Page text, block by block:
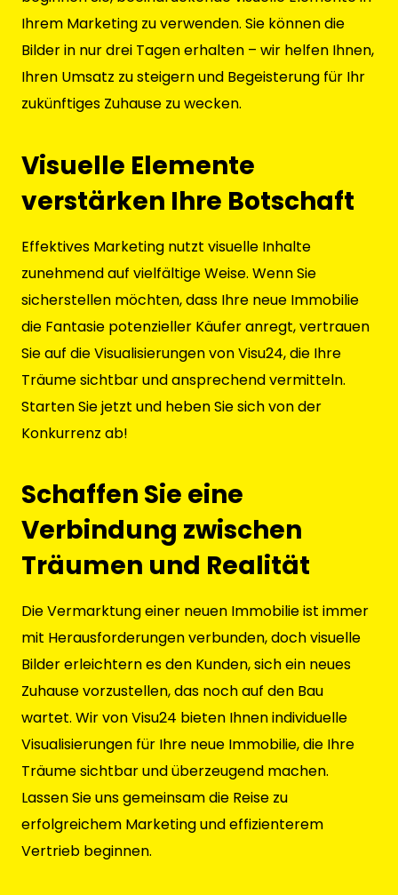
Ihrem Marketing zu verwenden. Sie können die
Bilder in nur drei Tagen erhalten – wir helfen Ihnen,
Ihren Umsatz zu steigern und Begeisterung für Ihr
zukünftiges Zuhause zu wecken.
Visuelle Elemente
verstärken Ihre Botschaft
Effektives Marketing nutzt visuelle Inhalte
zunehmend auf vielfältige Weise. Wenn Sie
sicherstellen möchten, dass Ihre neue Immobilie
die Fantasie potenzieller Käufer anregt, vertrauen
Sie auf die Visualisierungen von Visu24, die Ihre
Träume sichtbar und ansprechend vermitteln.
Starten Sie jetzt und heben Sie sich von der
Konkurrenz ab!
Schaffen Sie eine
Verbindung zwischen
Träumen und Realität
Die Vermarktung einer neuen Immobilie ist immer
mit Herausforderungen verbunden, doch visuelle
Bilder erleichtern es den Kunden, sich ein neues
Zuhause vorzustellen, das noch auf den Bau
wartet. Wir von Visu24 bieten Ihnen individuelle
Visualisierungen für Ihre neue Immobilie, die Ihre
Träume sichtbar und überzeugend machen.
Lassen Sie uns gemeinsam die Reise zu
erfolgreichem Marketing und effizienterem
Vertrieb beginnen.